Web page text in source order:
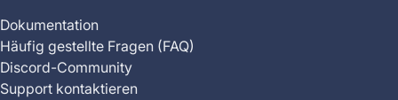
Dokumentation
Häufig gestellte Fragen (FAQ)
Discord-Community
Support kontaktieren